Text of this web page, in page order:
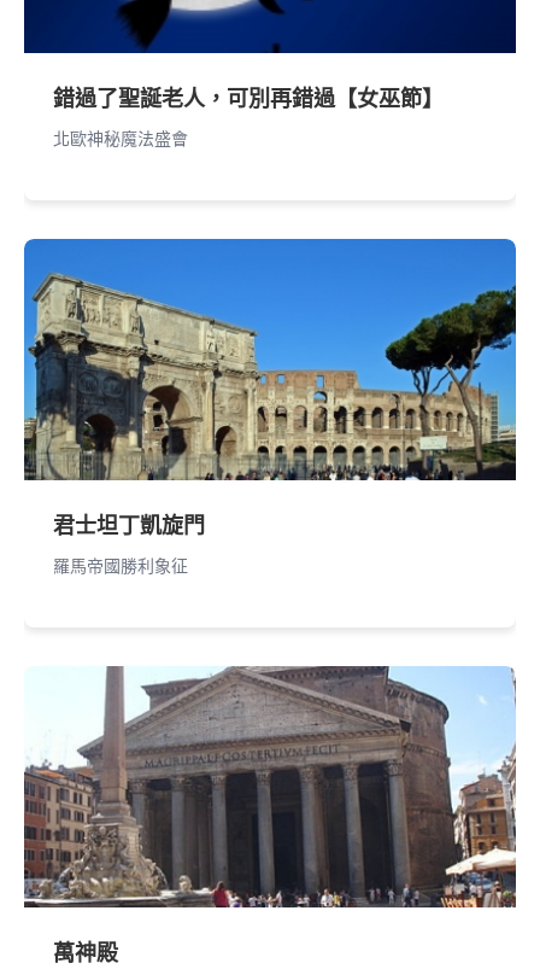
錯過了聖誕老人，可別再錯過【女巫節】
北歐神秘魔法盛會
君士坦丁凱旋門
羅馬帝國勝利象征
萬神殿